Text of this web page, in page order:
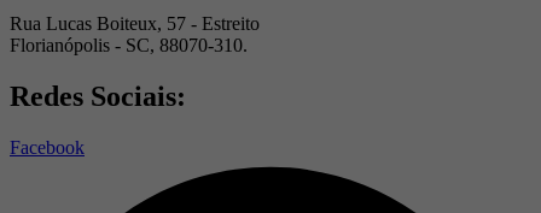
Rua Lucas Boiteux, 57 - Estreito
Florianópolis - SC, 88070-310.
Redes Sociais:
Facebook